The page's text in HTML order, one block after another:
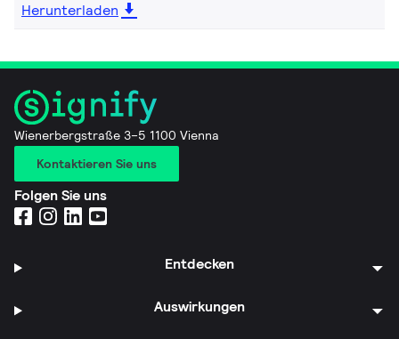
Herunterladen
Wienerbergstraße 3–5 1100 Vienna
Kontaktieren Sie uns
Folgen Sie uns
Entdecken
Auswirkungen